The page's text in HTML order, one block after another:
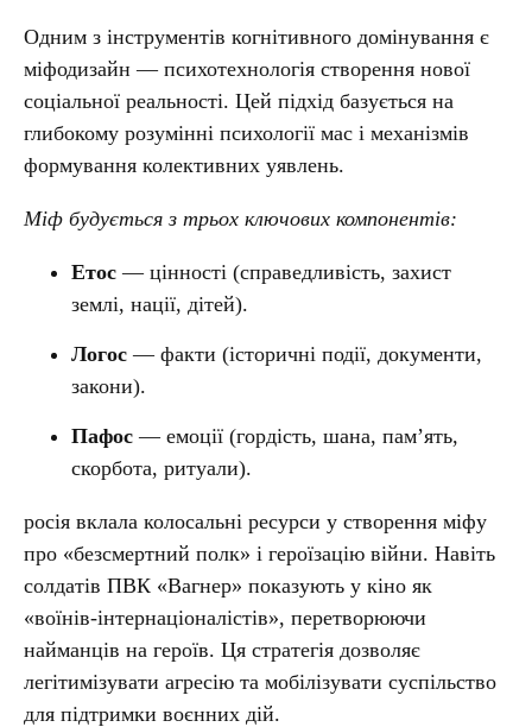
Одним з інструментів когнітивного домінування є
міфодизайн — психотехнологія створення нової
соціальної реальності. Цей підхід базується на
глибокому розумінні психології мас і механізмів
формування колективних уявлень.
Міф будується з трьох ключових компонентів:
Етос — цінності (справедливість, захист
землі, нації, дітей).
Логос— факти (історичні події, документи,
закони).
Пафос— емоції (гордість, шана, пам’ять,
скорбота, ритуали).
росія вклала колосальні ресурси у створення міфу
про «безсмертний полк» і героїзацію війни. Навіть
солдатів ПВК «Вагнер» показують у кіно як
«воїнів-інтернаціоналістів», перетворюючи
найманців на героїв. Ця стратегія дозволяє
легітимізувати агресію та мобілізувати суспільство
для підтримки воєнних дій.